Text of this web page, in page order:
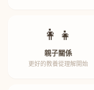
👩‍👧
親子關係
更好的教養從理解開始